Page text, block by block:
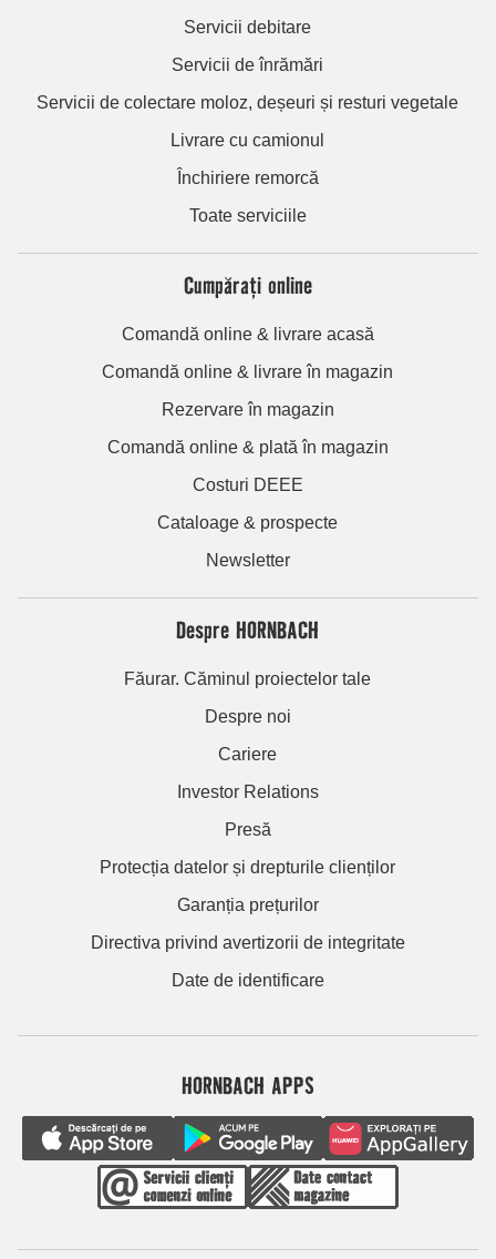
Servicii debitare
Servicii de înrămări
Servicii de colectare moloz, deșeuri și resturi vegetale
Livrare cu camionul
Închiriere remorcă
Toate serviciile
Cumpărați online
Comandă online & livrare acasă
Comandă online & livrare în magazin
Rezervare în magazin
Comandă online & plată în magazin
Costuri DEEE
Cataloage & prospecte
Newsletter
Despre HORNBACH
Făurar. Căminul proiectelor tale
Despre noi
Cariere
Investor Relations
Presă
Protecția datelor și drepturile clienților
Garanția prețurilor
Directiva privind avertizorii de integritate
Date de identificare
HORNBACH APPS